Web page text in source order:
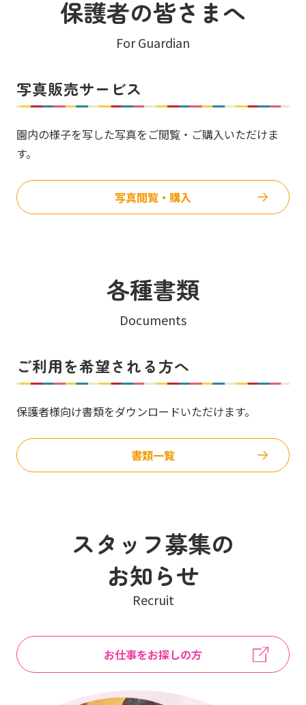
保護者の皆さまへ
For Guardian
写真販売サービス
園内の様子を写した写真をご閲覧・ご購入いただけま
す。
写真閲覧・購入
各種書類
Documents
ご利用を希望される方へ
保護者様向け書類をダウンロードいただけます。
書類一覧
スタッフ募集の
お知らせ
Recruit
お仕事をお探しの方